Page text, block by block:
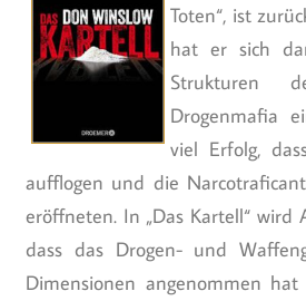
Toten“, ist
hat er sich
Strukturen
Drogenmafia
viel Erfolg,
aufflogen und die
eröffneten. In „Das Kartell“ wird
dass das Drogen- und
Dimensionen angenommen